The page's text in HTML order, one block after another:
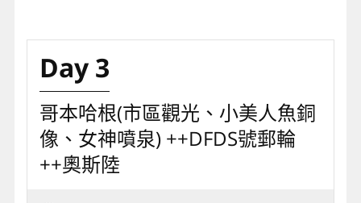
Day 3
哥本哈根(市區觀光、小美人魚銅
像、女神噴泉) ++DFDS號郵輪
++奧斯陸